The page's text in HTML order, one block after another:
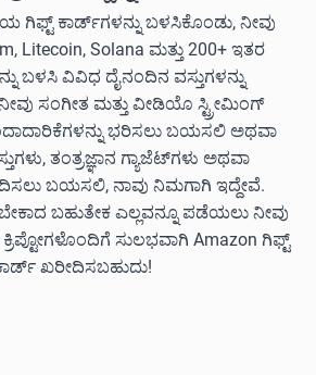
ಗಿಫ್ಟ್ ಕಾರ್ಡ್‌ಗಳನ್ನು ಬಳಸಿಕೊಂಡು, ನೀವು
Litecoin, Solana ಮತ್ತು 200+ ಇತರ
ಬಳಸಿ ವಿವಿಧ ದೈನಂದಿನ ವಸ್ತುಗಳನ್ನು
ಸಂಗೀತ ಮತ್ತು ವೀಡಿಯೊ ಸ್ಟ್ರೀಮಿಂಗ್
ಭರಿಸಲು ಬಯಸಲಿ ಅಥವಾ
ತಂತ್ರಜ್ಞಾನ ಗ್ಯಾಜೆಟ್‌ಗಳು ಅಥವಾ
ಬಯಸಲಿ, ನಾವು ನಿಮಗಾಗಿ ಇದ್ದೇವೆ.
ಬಹುತೇಕ ಎಲ್ಲವನ್ನೂ ಪಡೆಯಲು ನೀವು
ಸುಲಭವಾಗಿ Amazon ಗಿಫ್ಟ್
ಖರೀದಿಸಬಹುದು!